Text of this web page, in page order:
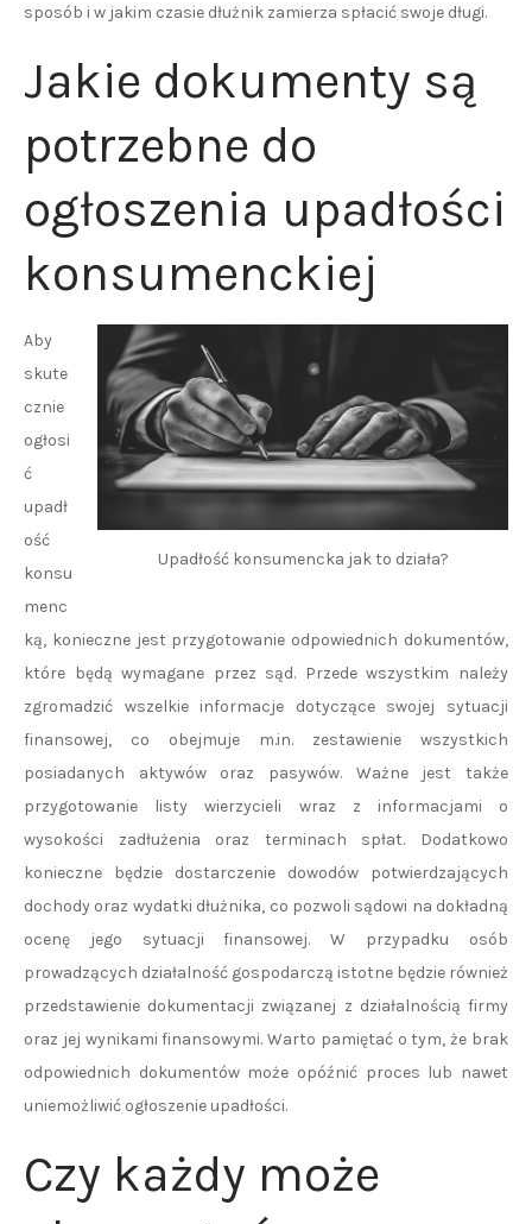
sposób i w jakim czasie dłużnik zamierza spłacić swoje długi.
Jakie dokumenty są
potrzebne do
ogłoszenia upadłości
konsumenckiej
Upadłość konsumencka jak to działa?
Aby
skute
cznie
ogłosi
ć
upadł
ość
konsu
menc
ką, konieczne jest przygotowanie odpowiednich dokumentów,
które będą wymagane przez sąd. Przede wszystkim należy
zgromadzić wszelkie informacje dotyczące swojej sytuacji
finansowej, co obejmuje m.in. zestawienie wszystkich
posiadanych aktywów oraz pasywów. Ważne jest także
przygotowanie listy wierzycieli wraz z informacjami o
wysokości zadłużenia oraz terminach spłat. Dodatkowo
konieczne będzie dostarczenie dowodów potwierdzających
dochody oraz wydatki dłużnika, co pozwoli sądowi na dokładną
ocenę jego sytuacji finansowej. W przypadku osób
prowadzących działalność gospodarczą istotne będzie również
przedstawienie dokumentacji związanej z działalnością firmy
oraz jej wynikami finansowymi. Warto pamiętać o tym, że brak
odpowiednich dokumentów może opóźnić proces lub nawet
uniemożliwić ogłoszenie upadłości.
Czy każdy może